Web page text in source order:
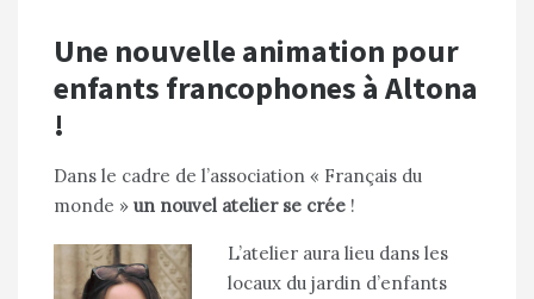
Une nouvelle animation pour
enfants francophones à Altona
!
Dans le cadre de l’association « Français du
monde » un nouvel atelier se crée !
L’atelier aura lieu dans les
locaux du jardin d’enfants